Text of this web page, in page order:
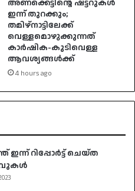
അണക്കെട്ടിന്റെ ഷട്ടറുകൾ
ഇന്ന് തുറക്കും;
തമിഴ്‌നാട്ടിലേക്ക്
വെള്ളമൊഴുക്കുന്നത്
കാർഷിക-കുടിവെള്ള
ആവശ്യങ്ങൾക്ക്
4 hours ago
ഇന്ന് റിപ്പോർട്ട് ചെയ്ത